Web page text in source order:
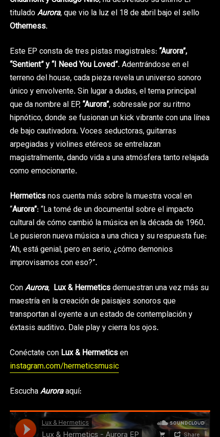
tituladoAurora, que vio la luz el 18 de abril bajo el sello
Otherness.
Este EP consta de tres pistas magistrales: “Aurora”,
“Sentient” y “I Need You Loved”. Adentrándose en el
terreno del house, cada pieza revela un universo sonoro
único y envolvente. Sin lugar a dudas, el tema principal
que da nombre al EP,“Aurora”, sobresale por su ritmo
hipnótico, donde se fusionan un kick vibrante con una línea
de bajo cautivadora. Voces seductoras, guitarras
arpegiadas y violines etéreos se entrelazan
magistralmente, dando vida a una atmósfera tanto relajada
como emocionante.
Hermeticsnos cuenta más sobre la muestra vocal en
“Aurora”: “La tomé de un documental sobre el impacto
cultural de cómo cambió la música en la década de 1960.
Le pusieron nueva música a una chica y su respuesta fue:
‘Ah, está genial, pero en serio, ¿cómo demonios
improvisamos con eso?”.
ConAurora, Lux & Hermeticsdemuestran una vez más su
maestría en la creación de paisajes sonoros que
transportan al oyente a un estado de contemplación y
éxtasis auditivo. Dale play y cierra los ojos.
Conéctate con Lux & Hermeticsen
instagram.com/hermeticsmusic
EscuchaAuroraaquí: